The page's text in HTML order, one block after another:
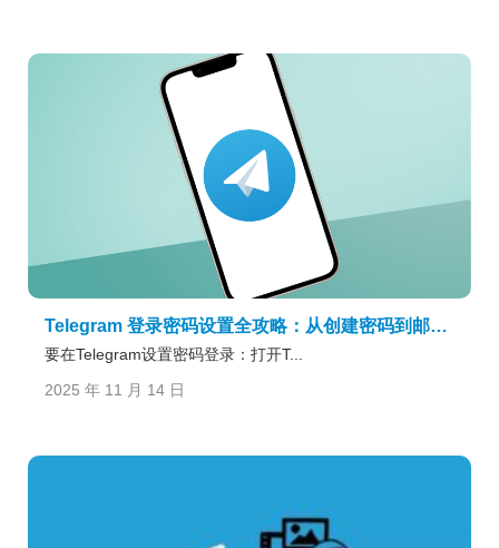
Telegram 登录密码设置全攻略：从创建密码到邮箱验证的完整操作流程
要在Telegram设置密码登录：打开T...
2025 年 11 月 14 日